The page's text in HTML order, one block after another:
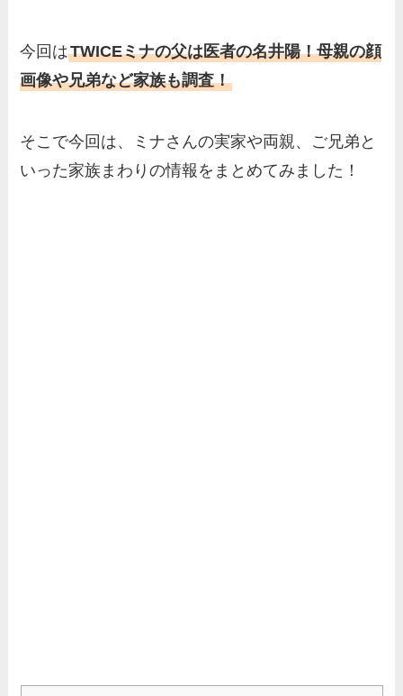
今回はTWICEミナの父は医者の名井陽！母親の顔
画像や兄弟など家族も調査！
そこで今回は、ミナさんの実家や両親、ご兄弟と
いった家族まわりの情報をまとめてみました！